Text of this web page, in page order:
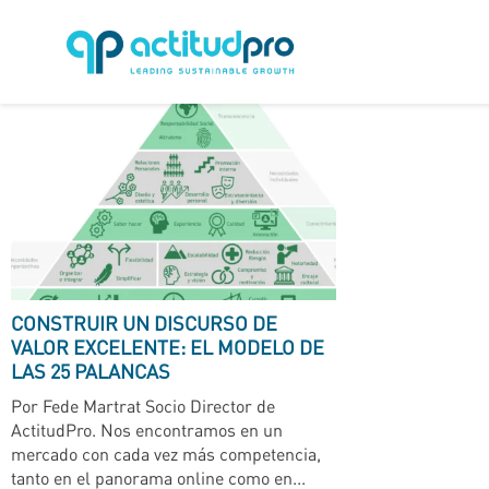
CONSTRUIR UN DISCURSO DE
VALOR EXCELENTE: EL MODELO DE
LAS 25 PALANCAS
Por Fede Martrat Socio Director de
ActitudPro. Nos encontramos en un
mercado con cada vez más competencia,
tanto en el panorama online como en...